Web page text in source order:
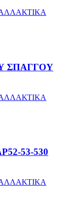
ΣΠΑΓΓΟΥ
53-530